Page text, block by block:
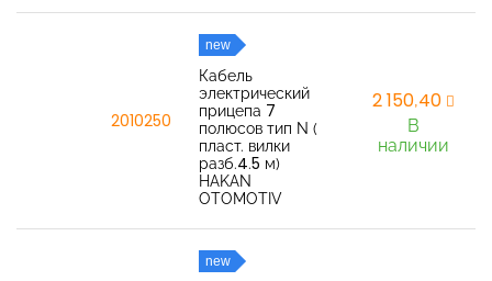
2010250
new
Кабель
электрический
прицепа 7
полюсов тип N (
пласт. вилки
разб.4.5 м)
HAKAN
OTOMOTIV
2 150,40
В
наличии
new